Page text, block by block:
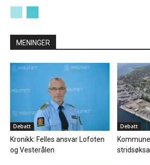
MENINGER
Debatt
Kronikk: Felles ansvar Lofoten
og Vesterålen
Debatt
stridsøksa